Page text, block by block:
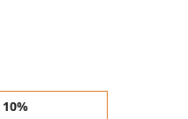
10%